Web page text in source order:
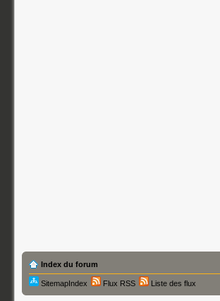
Index du forum
SitemapIndex Flux RSS Liste des flux